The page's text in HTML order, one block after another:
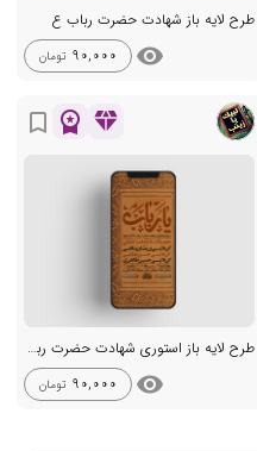
طرح لایه باز شهادت حضرت رباب ع
visibility
90,000 تومان
diamond
workspace_premium
bookmark_border
طرح لایه باز استوری شهادت حضرت رباب س
visibility
90,000 تومان